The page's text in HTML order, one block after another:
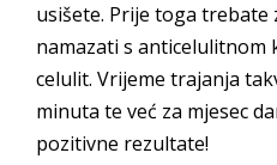
usišete. Prije toga trebate
namazati s anticelulitnom
celulit. Vrijeme trajanja
minuta te već za mjesec
pozitivne rezultate!